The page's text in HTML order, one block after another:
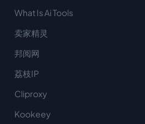
What Is Ai Tools
卖家精灵
邦阅网
荔枝IP
Cliproxy
Kookeey